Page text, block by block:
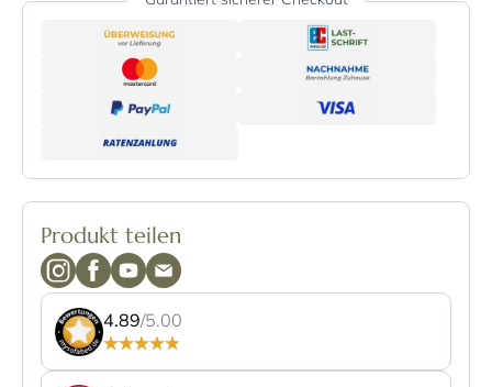
Produkt teilen
4.89/5.00